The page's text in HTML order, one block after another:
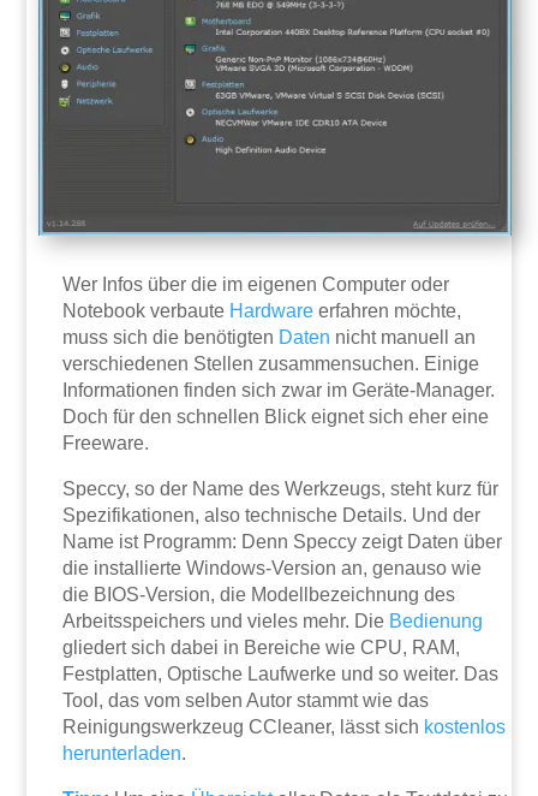
Wer Infos über die im eigenen Computer oder
Notebook verbaute Hardware erfahren möchte,
muss sich die benötigten Daten nicht manuell an
verschiedenen Stellen zusammensuchen. Einige
Informationen finden sich zwar im Geräte-Manager.
Doch für den schnellen Blick eignet sich eher eine
Freeware.
Speccy, so der Name des Werkzeugs, steht kurz für
Spezifikationen, also technische Details. Und der
Name ist Programm: Denn Speccy zeigt Daten über
die installierte Windows-Version an, genauso wie
die BIOS-Version, die Modellbezeichnung des
Arbeitsspeichers und vieles mehr. Die Bedienung
gliedert sich dabei in Bereiche wie CPU, RAM,
Festplatten, Optische Laufwerke und so weiter. Das
Tool, das vom selben Autor stammt wie das
Reinigungswerkzeug CCleaner, lässt sich kostenlos
herunterladen.